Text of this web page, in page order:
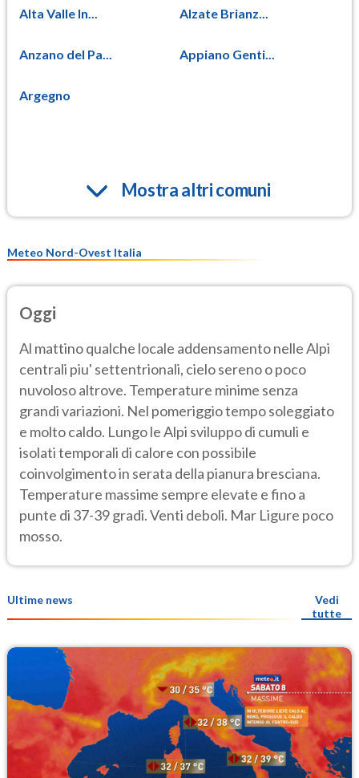
Alta Valle In... Alzate Brianz...
Anzano del Pa... Appiano Genti...
Argegno
Mostra altri comuni
Meteo Nord-Ovest Italia
Oggi
Al mattino qualche locale addensamento nelle Alpi
centrali piu' settentrionali, cielo sereno o poco
nuvoloso altrove. Temperature minime senza
grandi variazioni. Nel pomeriggio tempo soleggiato
e molto caldo. Lungo le Alpi sviluppo di cumuli e
isolati temporali di calore con possibile
coinvolgimento in serata della pianura bresciana.
Temperature massime sempre elevate e fino a
punte di 37-39 gradi. Venti deboli. Mar Ligure poco
mosso.
Ultime news
Vedi
tutte